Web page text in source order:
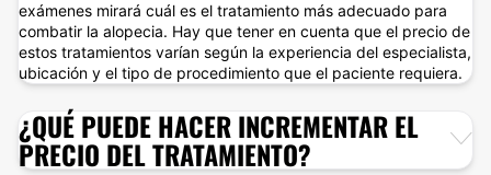
exámenes mirará cuál es el tratamiento más adecuado para
combatir la alopecia. Hay que tener en cuenta que el precio de
estos tratamientos varían según la experiencia del especialista,
ubicación y el tipo de procedimiento que el paciente requiera.
¿QUÉ PUEDE HACER INCREMENTAR EL
PRECIO DEL TRATAMIENTO?